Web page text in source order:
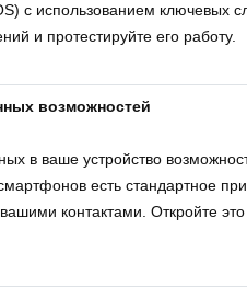
с использованием ключевых
и протестируйте его работу.
возможностей
в ваше устройство
есть стандартное
контактами. Откройте